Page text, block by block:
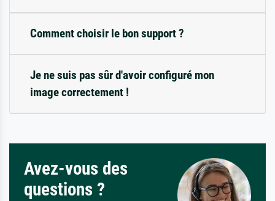
Comment choisir le bon support ?
Je ne suis pas sûr d'avoir configuré mon
image correctement !
Avez-vous des
questions ?